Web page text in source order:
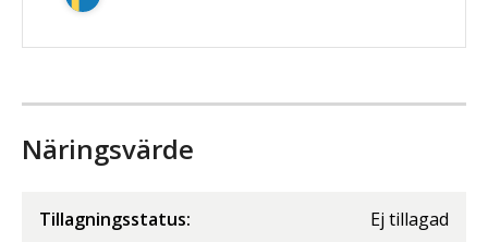
Näringsvärde
Tillagningsstatus: Ej tillagad